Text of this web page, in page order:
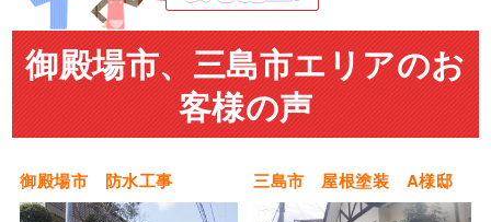
御殿場市、三島市エリアのお
客様の声
御殿場市 防水工事 三島市 屋根塗装 A様邸